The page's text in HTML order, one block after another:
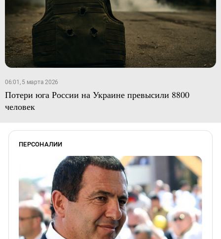
06:01, 5 марта 2026
Потери юга России на Украине превысили 8800
человек
ПЕРСОНАЛИИ